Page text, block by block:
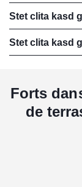
Stet clita kasd
Stet clita kasd
Stet clita kasd
Stet clita kasd
Forts
de